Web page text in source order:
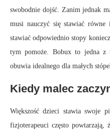
swobodnie dojść. Zanim jednak
musi nauczyć się stawiać
stawiać odpowiednio stopy
tym pomoże. Bobux to jedna z
obuwia idealnego dla małych
Kiedy malec
Większość dzieci stawia swoje
fizjoterapeuci często powtarzają,